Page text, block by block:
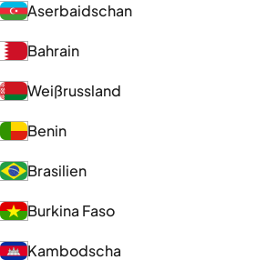
Aserbaidschan
Bahrain
Weißrussland
Benin
Brasilien
Burkina Faso
Kambodscha